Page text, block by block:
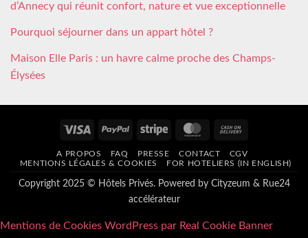
d’Annecy qui réunit confort, nature et vue exceptionnelle
Pourquoi séjourner dans un appart hôtel ?
Maison Elle Paris : un havre calme proche des Champs-
Élysées
Visa PayPal Stripe MasterCard
Delivery
A PROPOS FAQ PRESSE CONTACT
CGV
MENTIONS LÉGALES & COOKIES
FOR HOTELIERS (IN ENGLISH)
Copyright 2025 © Hôtels Privés. Powered by Cityzeum & Rue24
accélérateur
Mentions de Cookies WordPress par Real Cookie Banner